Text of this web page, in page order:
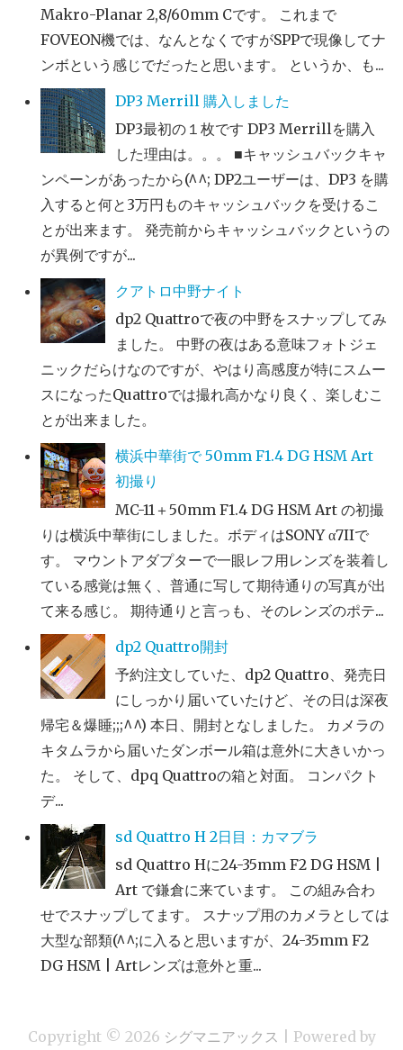
Makro-Planar 2,8/60mm Cです。 これまで
FOVEON機では、なんとなくですがSPPで現像してナ
ンボという感じでだったと思います。 というか、も...
DP3 Merrill 購入しました
DP3最初の１枚です DP3 Merrillを購入
した理由は。。。 ■キャッシュバックキャ
ンペーンがあったから(^^; DP2ユーザーは、DP3 を購
入すると何と3万円ものキャッシュバックを受けるこ
とが出来ます。 発売前からキャッシュバックというの
が異例ですが...
クアトロ中野ナイト
dp2 Quattroで夜の中野をスナップしてみ
ました。 中野の夜はある意味フォトジェ
ニックだらけなのですが、やはり高感度が特にスムー
スになったQuattroでは撮れ高かなり良く、楽しむこ
とが出来ました。
横浜中華街で 50mm F1.4 DG HSM Art
初撮り
MC-11＋50mm F1.4 DG HSM Art の初撮
りは横浜中華街にしました。ボディはSONY α7IIで
す。 マウントアダプターで一眼レフ用レンズを装着し
ている感覚は無く、普通に写して期待通りの写真が出
て来る感じ。 期待通りと言っも、そのレンズのポテ...
dp2 Quattro開封
予約注文していた、dp2 Quattro、発売日
にしっかり届いていたけど、その日は深夜
帰宅＆爆睡;;;^^) 本日、開封となしました。 カメラの
キタムラから届いたダンボール箱は意外に大きいかっ
た。 そして、dpq Quattroの箱と対面。 コンパクト
デ...
sd Quattro H 2日目：カマブラ
sd Quattro Hに24-35mm F2 DG HSM |
Art で鎌倉に来ています。 この組み合わ
せでスナップしてます。 スナップ用のカメラとしては
大型な部類(^^;に入ると思いますが、24-35mm F2
DG HSM | Artレンズは意外と重...
Copyright © 2026 シグマニアックス
| Powered by